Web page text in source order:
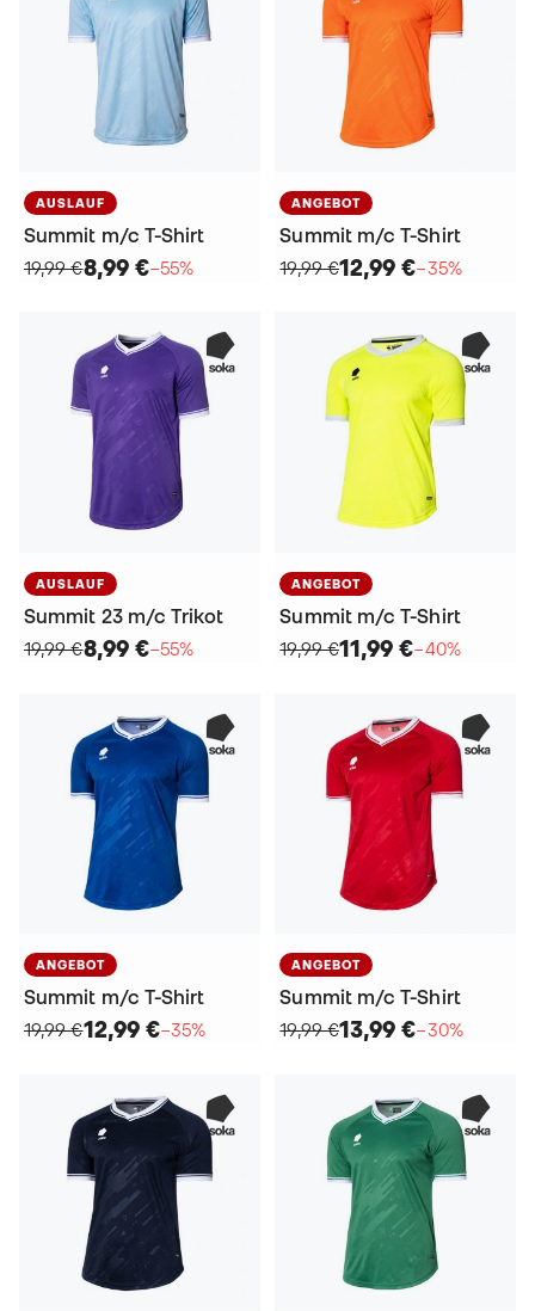
AUSLAUF
Summit m/c T-Shirt
19,99 €8,99 €−55%
ANGEBOT
Summit m/c T-Shirt
19,99 €12,99 €−35%
AUSLAUF
Summit 23 m/c Trikot
19,99 €8,99 €−55%
ANGEBOT
Summit m/c T-Shirt
19,99 €11,99 €−40%
ANGEBOT
Summit m/c T-Shirt
19,99 €12,99 €−35%
ANGEBOT
Summit m/c T-Shirt
19,99 €13,99 €−30%